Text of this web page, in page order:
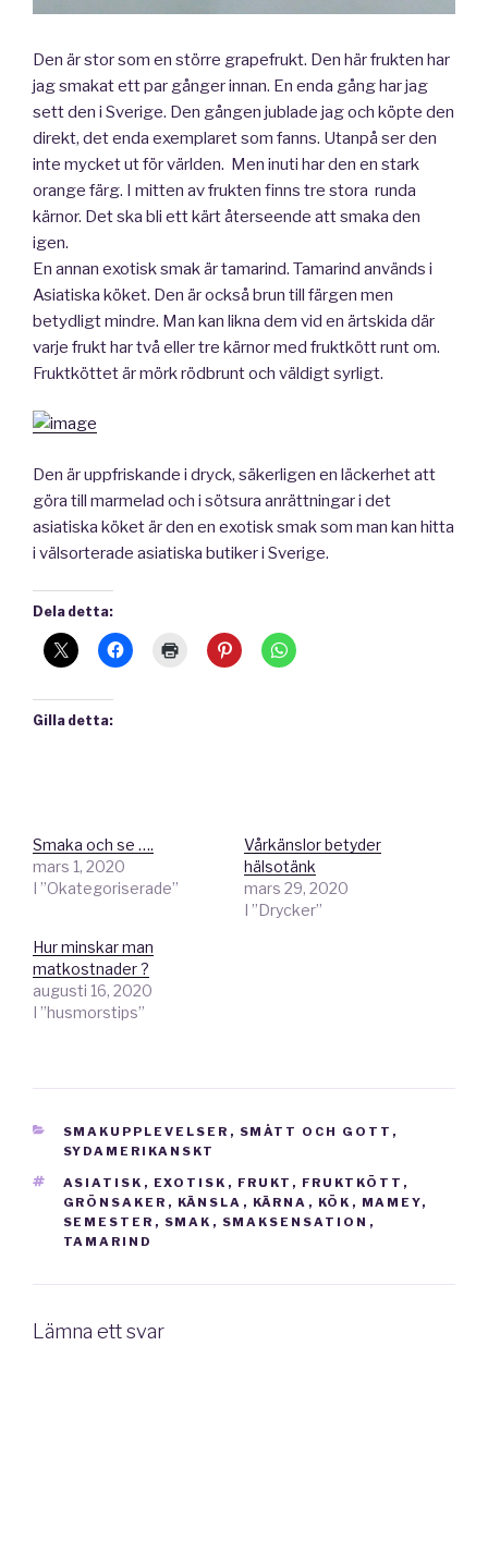
Den är stor som en större grapefrukt. Den här frukten har
jag smakat ett par gånger innan. En enda gång har jag
sett den i Sverige. Den gången jublade jag och köpte den
direkt, det enda exemplaret som fanns. Utanpå ser den
inte mycket ut för världen. Men inuti har den en stark
orange färg. I mitten av frukten finns tre stora runda
kärnor. Det ska bli ett kärt återseende att smaka den
igen.
En annan exotisk smak är tamarind. Tamarind används i
Asiatiska köket. Den är också brun till färgen men
betydligt mindre. Man kan likna dem vid en ärtskida där
varje frukt har två eller tre kärnor med fruktkött runt om.
Fruktköttet är mörk rödbrunt och väldigt syrligt.
Den är uppfriskande i dryck, säkerligen en läckerhet att
göra till marmelad och i sötsura anrättningar i det
asiatiska köket är den en exotisk smak som man kan hitta
i välsorterade asiatiska butiker i Sverige.
Dela detta:
Gilla detta:
Smaka och se ….
mars 1, 2020
I ”Okategoriserade”
Vårkänslor betyder
hälsotänk
mars 29, 2020
I ”Drycker”
Hur minskar man
matkostnader ?
augusti 16, 2020
I ”husmorstips”
KATEGORIER
SMAKUPPLEVELSER , SMÅTT OCH GOTT ,
SYDAMERIKANSKT
TAGGAR
ASIATISK , EXOTISK , FRUKT , FRUKTKÖTT ,
GRÖNSAKER , KÄNSLA , KÄRNA , KÖK , MAMEY,
SEMESTER , SMAK , SMAKSENSATION ,
TAMARIND
Lämna ett svar